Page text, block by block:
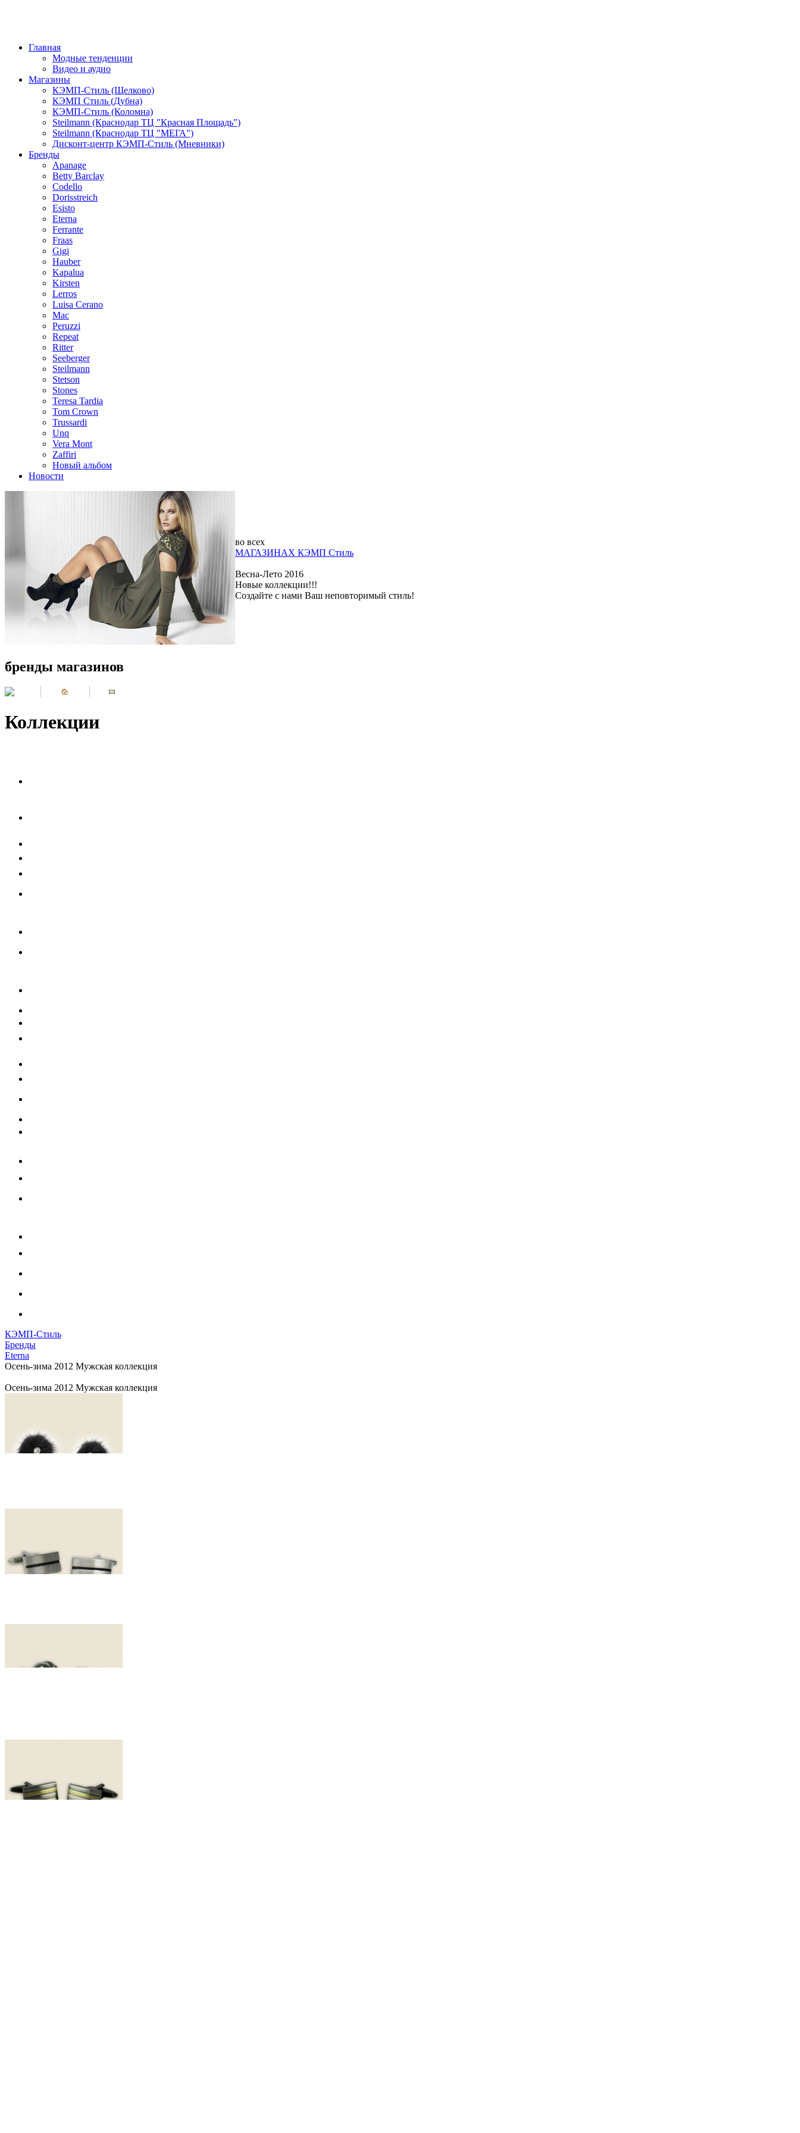
Главная
Модные тенденции
Видео и аудио
Магазины
КЭМП-Стиль (Щелково)
КЭМП Стиль (Дубна)
КЭМП-Стиль (Коломна)
Steilmann (Краснодар ТЦ "Красная Площадь")
Steilmann (Краснодар ТЦ "МЕГА")
Дисконт-центр КЭМП-Стиль (Мневники)
Бренды
Apanage
Betty Barclay
Codello
Dorisstreich
Esisto
Eterna
Ferrante
Fraas
Gigi
Hauber
Kapalua
Kirsten
Lerros
Luisa Cerano
Mac
Peruzzi
Repeat
Ritter
Seeberger
Steilmann
Stetson
Stones
Teresa Tardia
Tom Crown
Trussardi
Unq
Vera Mont
Zaffiri
Новый альбом
Новости
во всех
МАГАЗИНАХ КЭМП Стиль
Весна-Лето 2016
Новые коллекции!!!
Создайте с нами Ваш неповторимый стиль!
бренды магазинов
Коллекции
КЭМП-Стиль
Бренды
Eterna
Осень-зима 2012 Мужская коллекция
Осень-зима 2012 Мужская коллекция